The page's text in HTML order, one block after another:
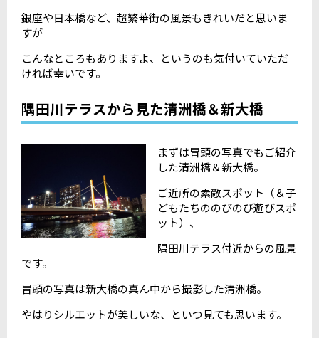
銀座や日本橋など、超繁華街の風景もきれいだと思いま
すが
こんなところもありますよ、というのも気付いていただ
ければ幸いです。
隅田川テラスから見た清洲橋＆新大橋
まずは冒頭の写真でもご紹介
した清洲橋＆新大橋。
ご近所の素敵スポット（＆子
どもたちののびのび遊びスポ
ット）、
隅田川テラス付近からの風景
です。
冒頭の写真は新大橋の真ん中から撮影した清洲橋。
やはりシルエットが美しいな、といつ見ても思います。